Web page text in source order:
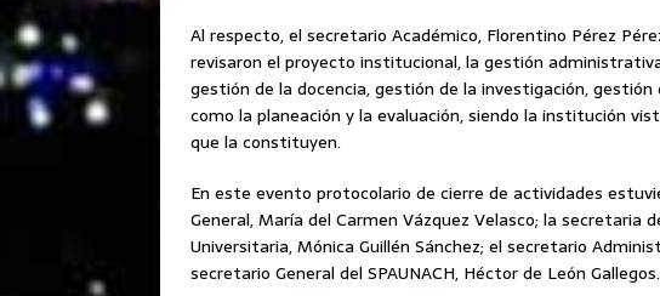
Al respecto, el secretario Académico, Florentino Pérez
revisaron el proyecto institucional, la gestión
gestión de la docencia, gestión de la investigación,
como la planeación y la evaluación, siendo la institución
que la constituyen.
En este evento protocolario de cierre de actividades
General, María del Carmen Vázquez Velasco; la secretaria
Universitaria, Mónica Guillén Sánchez; el secretario
secretario General del SPAUNACH, Héctor de León Gallegos.